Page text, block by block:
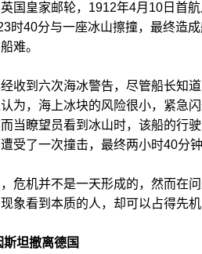
国皇家邮轮，1912年4月10日首
时40分与一座冰山擦撞，最终造
难。
收到六次海冰警告，尽管船长知
为，海上冰块的风险很小，紧急
当瞭望员看到冰山时，该船的行
受了一次撞击，最终两小时40分钟
危机并不是一天形成的，然而在
象看到本质的人，却可以占得先机
坦撤离德国